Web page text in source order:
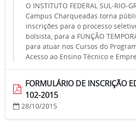
O INSTITUTO FEDERAL SUL-RIO-
Campus Charqueadas torna
inscrições para o processo
bolsista, para a FUNÇÃO
para atuar nos Cursos do
Acesso ao Ensino Técnico e
FORMULÁRIO DE INSCRIÇÃO
102-2015
28/10/2015